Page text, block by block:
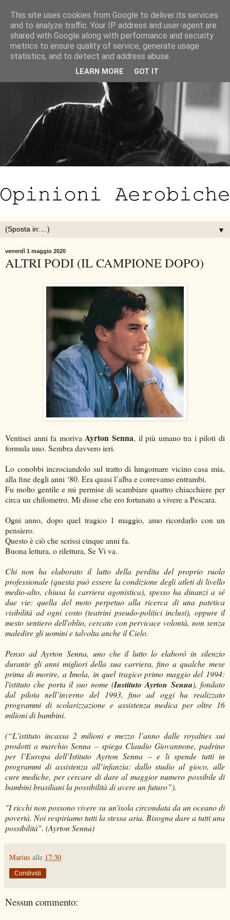
▼
venerdì 1 maggio 2020
ALTRI PODI (IL CAMPIONE DOPO)
Ventisei anni fa moriva Ayrton Senna, il più umano tra i piloti di
formula uno. Sembra davvero ieri.
Lo conobbi incrociandolo sul tratto di lungomare vicino casa mia,
alla fine degli anni ‘80. Era quasi l’alba e correvamo entrambi.
Fu molto gentile e mi permise di scambiare quattro chiacchiere per
circa un chilometro. Mi disse che ero fortunato a vivere a Pescara.
Ogni anno, dopo quel tragico 1 maggio, amo ricordarlo con un
pensiero.
Questo è ciò che scrissi cinque anni fa.
Buona lettura, o rilettura, Se Vi va.
Chi non ha elaborato il lutto della perdita del proprio ruolo
professionale (questa può essere la condizione degli atleti di livello
medio-alto, chiusa la carriera agonistica), spesso ha dinanzi a sé
due vie: quella del moto perpetuo alla ricerca di una patetica
visibilità ad ogni costo (teatrini pseudo-politici inclusi), oppure il
mesto sentiero dell'oblio, cercato con pervicace volontà, non senza
maledire gli uomini e talvolta anche il Cielo.
Penso ad Ayrton Senna, uno che il lutto lo elaborò in silenzio
durante gli anni migliori della sua carriera, fino a qualche mese
prima di morire, a Imola, in quel tragico primo maggio del 1994:
l'istituto che porta il suo nome (Instituto Ayrton Senna), fondato
dal pilota nell’inverno del 1993, fino ad oggi ha realizzato
programmi di scolarizzazione e assistenza medica per oltre 16
milioni di bambini.
(“L’istituto incassa 2 milioni e mezzo l’anno dalle royalties sui
prodotti a marchio Senna – spiega Claudio Giovannone, padrino
per l’Europa dell’Istituto Ayrton Senna – e li spende tutti in
programmi di assistenza all’infanzia: dallo studio al gioco, alle
cure mediche, per cercare di dare al maggior numero possibile di
bambini brasiliani la possibilità di avere un futuro”).
"I ricchi non possono vivere su un'isola circondata da un oceano di
povertà. Noi respiriamo tutti la stessa aria. Bisogna dare a tutti una
possibilità". (Ayrton Senna)
Marius alle 17:30
Condividi
Nessun commento:
This site uses cookies from Google to deliver its services
and to analyze traffic. Your IP address and user-agent are
shared with Google along with performance and security
metrics to ensure quality of service, generate usage
statistics, and to detect and address abuse.
LEARN MORE GOT IT